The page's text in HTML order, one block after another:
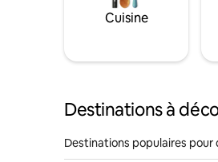
Cuisine
Destinations à
Destinations populaires pour